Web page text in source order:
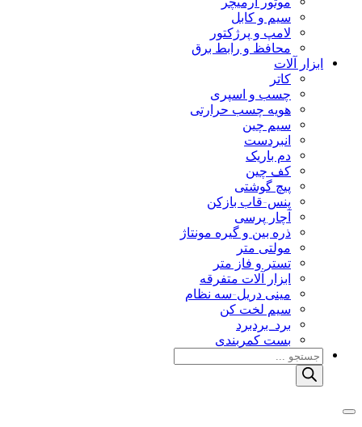
سیم و کابل
لامپ و پرژکتور
محافظ و رابط برق
ابزار آلات
کاتر
چسب و اسپری
هویه چسب حرارتی
سیم چین
انبردست
دم باریک
کف چین
پیچ گوشتی
پنس-قاب بازکن
آچار پرسی
ذره بین و گیره مونتاژ
مولتی متر
تستر و فاز متر
ابزار آلات متفرقه
مینی دریل-سه نظام
سیم لخت کن
برد_بردبرد
بست کمربندی
Products
search